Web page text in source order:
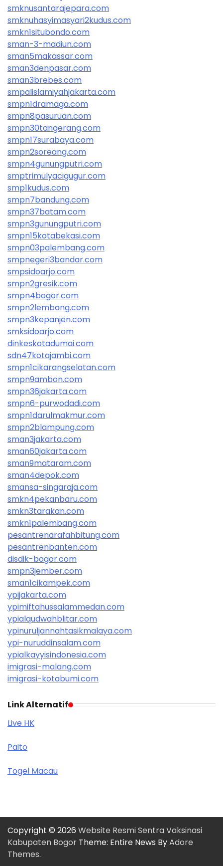
smknusantarajepara.com
smknuhasyimasyari2kudus.com
smkn1situbondo.com
sman-3-madiun.com
sman5makassar.com
sman3denpasar.com
sman3brebes.com
smpalislamiyahjakarta.com
smpn1dramaga.com
smpn8pasuruan.com
smpn30tangerang.com
smpn17surabaya.com
smpn2soreang.com
smpn4gunungputri.com
smptrimulyacigugur.com
smp1kudus.com
smpn7bandung.com
smpn37batam.com
smpn3gunungputri.com
smpn15kotabekasi.com
smpn03palembang.com
smpnegeri3bandar.com
smpsidoarjo.com
smpn2gresik.com
smpn4bogor.com
smpn2lembang.com
smpn3kepanjen.com
smksidoarjo.com
dinkeskotadumai.com
sdn47kotajambi.com
smpn1cikarangselatan.com
smpn9ambon.com
smpn36jakarta.com
smpn6-purwodadi.com
smpn1darulmakmur.com
smpn2blampung.com
sman3jakarta.com
sman60jakarta.com
sman9mataram.com
sman4depok.com
smansa-singaraja.com
smkn4pekanbaru.com
smkn3tarakan.com
smkn1palembang.com
pesantrenarafahbitung.com
pesantrenbanten.com
disdik-bogor.com
smpn3jember.com
sman1cikampek.com
ypijakarta.com
ypimiftahussalammedan.com
ypialqudwahblitar.com
ypinuruljannahtasikmalaya.com
ypi-nuruddinsalam.com
ypialkayyisindonesia.com
imigrasi-malang.com
imigrasi-kotabumi.com
Link Alternatif
Live HK
Paito
Togel Macau
Copyright © 2026 Website Resmi Sentra Vaksinasi
Kabupaten Bogor Theme: Entire News ByAdore
Themes.